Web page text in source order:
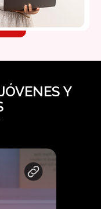
Y